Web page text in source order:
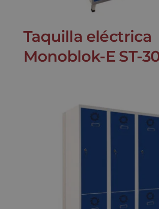
Taquilla eléctrica
Monoblok-E ST-